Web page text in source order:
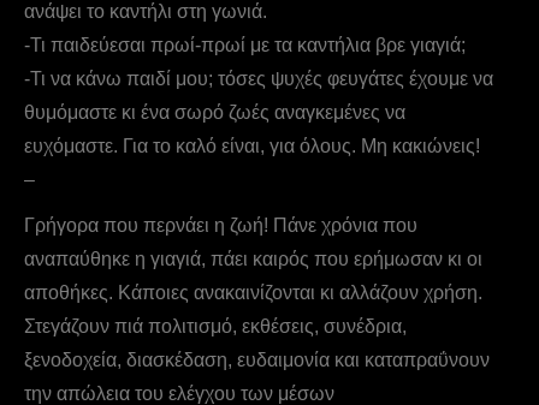
ανάψει το καντήλι στη γωνιά.
-Τι παιδεύεσαι πρωί-πρωί με τα καντήλια βρε γιαγιά;
-Τι να κάνω παιδί μου; τόσες ψυχές φευγάτες έχουμε να
θυμόμαστε κι ένα σωρό ζωές αναγκεμένες να
ευχόμαστε. Για το καλό είναι, για όλους. Μη κακιώνεις!
–
Γρήγορα που περνάει η ζωή! Πάνε χρόνια που
αναπαύθηκε η γιαγιά, πάει καιρός που ερήμωσαν κι οι
αποθήκες. Κάποιες ανακαινίζονται κι αλλάζουν χρήση.
Στεγάζουν πιά πολιτισμό, εκθέσεις, συνέδρια,
ξενοδοχεία, διασκέδαση, ευδαιμονία και καταπραΰνουν
την απώλεια του ελέγχου των μέσων